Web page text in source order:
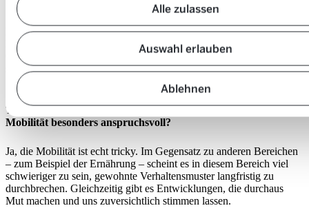
Alle zulassen
Auswahl erlauben
Ablehnen
Wie kann das gelingen?
Der Umweltaspekt ist schön und gut, aber Themen wie
Bequemlichkeit und Komfort, die Kosten und das
Gemeinschaftsgefühl sind für die einzelnen Nutzenden mindestens
so wichtige Motivatoren.
Täuscht der Eindruck, oder sind Verhaltensänderungen in der
Mobilität besonders anspruchsvoll?
Ja, die Mobilität ist echt tricky. Im Gegensatz zu anderen Bereichen
– zum Beispiel der Ernährung – scheint es in diesem Bereich viel
schwieriger zu sein, gewohnte Verhaltensmuster langfristig zu
durchbrechen. Gleichzeitig gibt es Entwicklungen, die durchaus
Mut machen und uns zuversichtlich stimmen lassen.